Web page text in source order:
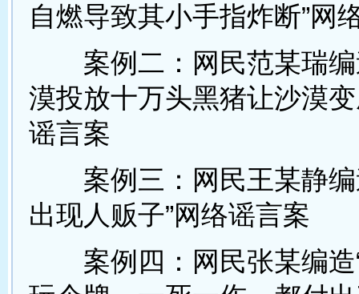
自燃导致其小手指炸断”网
案例二：网民范某瑞编
漠投放十万头黑猪让沙漠
谣言案
案例三：网民王某静编
出现人贩子”网络谣言案
案例四：网民张某编造